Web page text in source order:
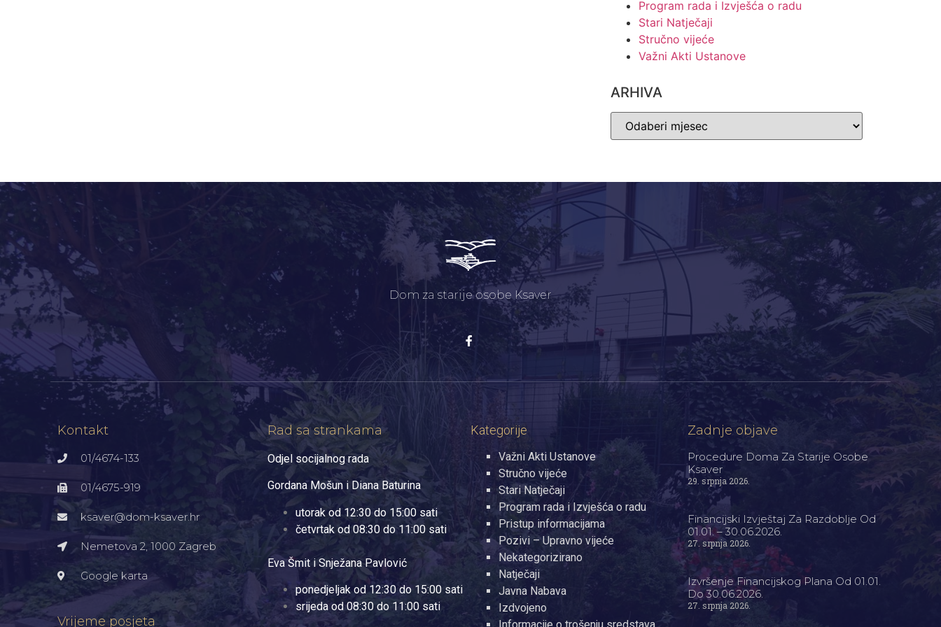
Program rada i Izvješća o radu
Stari Natječaji
Stručno vijeće
Važni Akti Ustanove
ARHIVA
Dom za starije osobe Ksaver
Kontakt
01/4674-133
01/4675-919
ksaver@dom-ksaver.hr
Nemetova 2, 1000 Zagreb​
Google karta
Vrijeme posjeta
Rad sa strankama
Odjel socijalnog rada
Gordana Mošun i Diana Baturina
utorak od 12:30 do 15:00 sati
četvrtak od 08:30 do 11:00 sati
Eva Šmit i Snježana Pavlović
ponedjeljak od 12:30 do 15:00 sati
srijeda od 08:30 do 11:00 sati
Kategorije
Važni Akti Ustanove
Stručno vijeće
Stari Natječaji
Program rada i Izvješća o radu
Pristup informacijama
Pozivi – Upravno vijeće
Nekategorizirano
Natječaji
Javna Nabava
Izdvojeno
Zadnje objave
Procedure Doma Za Starije Osobe
Ksaver
29. srpnja 2026.
Financijski Izvještaj Za Razdoblje Od
01.01. – 30.06.2026.
27. srpnja 2026.
Izvršenje Financijskog Plana Od 01.01.
Do 30.06.2026.
27. srpnja 2026.